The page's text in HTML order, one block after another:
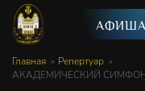
Главная
Репертуар
АКАДЕМИЧЕСКИЙ